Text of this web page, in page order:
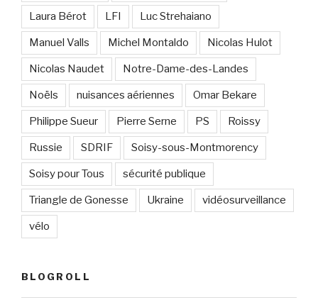
Laura Bérot LFI Luc Strehaiano
Manuel Valls Michel Montaldo Nicolas Hulot
Nicolas Naudet Notre-Dame-des-Landes
Noëls nuisances aériennes Omar Bekare
Philippe Sueur Pierre Serne PS Roissy
Russie SDRIF Soisy-sous-Montmorency
Soisy pour Tous sécurité publique
Triangle de Gonesse Ukraine vidéosurveillance
vélo
BLOGROLL